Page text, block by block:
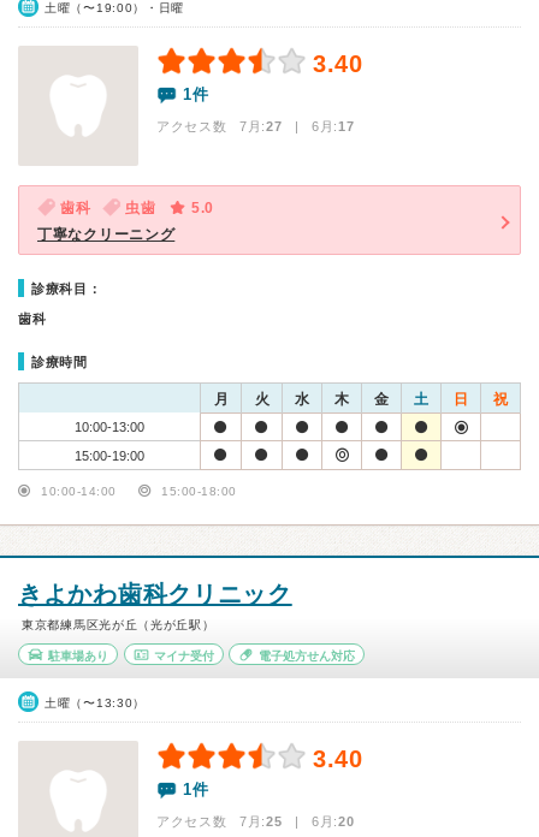
土曜（〜19:00）・日曜
3.40
1件
アクセス数 7月:27 | 6月:17
歯科 虫歯
5.0
丁寧なクリーニング
診療科目：
歯科
診療時間
月 火 水 木 金 土 日 祝
10:00-13:00
15:00-19:00
10:00-14:00 15:00-18:00
きよかわ歯科クリニック
東京都練馬区光が丘（光が丘駅）
駐車場あり マイナ受付 電子処方せん対応
土曜（〜13:30）
3.40
1件
アクセス数 7月:25 | 6月:20